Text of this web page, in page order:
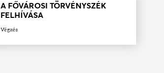
A FŐVÁROSI TÖRVÉNYSZÉK
FELHÍVÁSA
Végzés